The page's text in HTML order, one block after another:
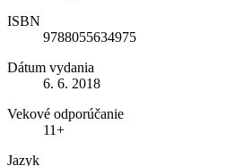
ISBN
9788055634975
Dátum vydania
6. 6. 2018
Vekové odporúčanie
11+
Jazyk